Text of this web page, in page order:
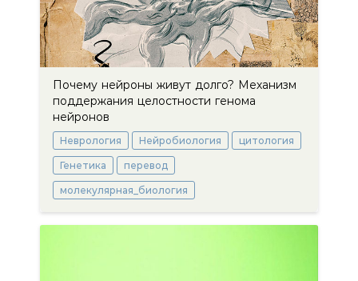
Почему нейроны живут долго? Механизм
поддержания целостности генома
нейронов
Неврология Нейробиология цитология
Генетика перевод
молекулярная_биология